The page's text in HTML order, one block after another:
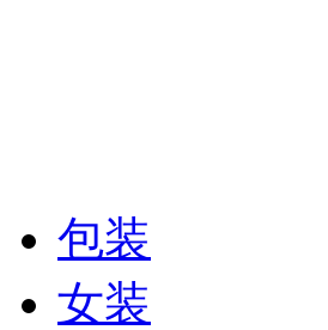
包装
女装